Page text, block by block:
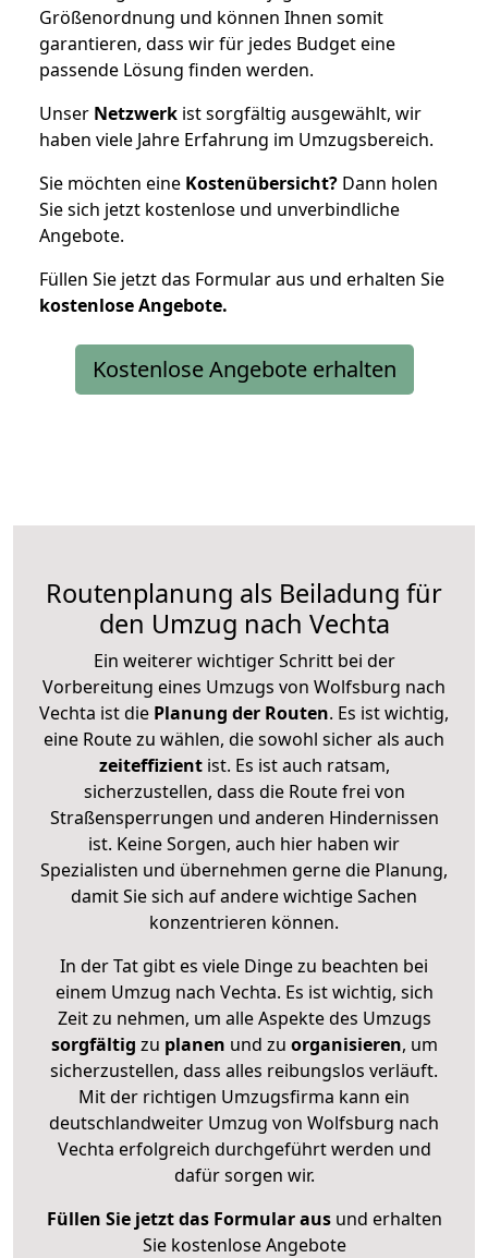
Größenordnung und können Ihnen somit
garantieren, dass wir für jedes Budget eine
passende Lösung finden werden.
Unser Netzwerk ist sorgfältig ausgewählt, wir
haben viele Jahre Erfahrung im Umzugsbereich.
Sie möchten eine Kostenübersicht? Dann holen
Sie sich jetzt kostenlose und unverbindliche
Angebote.
Füllen Sie jetzt das Formular aus und erhalten Sie
kostenloseAngebote.
Kostenlose Angebote erhalten
Routenplanung als Beiladung für
den Umzug nach Vechta
Ein weiterer wichtiger Schritt bei der
Vorbereitung eines Umzugs von Wolfsburg nach
Vechta ist die Planung der Routen. Es ist wichtig,
eine Route zu wählen, die sowohl sicher als auch
zeiteffizientist. Es ist auch ratsam,
sicherzustellen, dass die Route frei von
Straßensperrungen und anderen Hindernissen
ist. Keine Sorgen, auch hier haben wir
Spezialisten und übernehmen gerne die Planung,
damit Sie sich auf andere wichtige Sachen
konzentrieren können.
In der Tat gibt es viele Dinge zu beachten bei
einem Umzug nach Vechta. Es ist wichtig, sich
Zeit zu nehmen, um alle Aspekte des Umzugs
sorgfältig zu planen und zu organisieren, um
sicherzustellen, dass alles reibungslos verläuft.
Mit der richtigen Umzugsfirma kann ein
deutschlandweiter Umzug von Wolfsburg nach
Vechta erfolgreich durchgeführt werden und
dafür sorgen wir.
Füllen Sie jetzt das Formular ausund erhalten
Sie kostenlose Angebote